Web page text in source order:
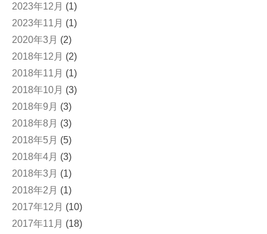
2023年12月 (1)
2023年11月 (1)
2020年3月 (2)
2018年12月 (2)
2018年11月 (1)
2018年10月 (3)
2018年9月 (3)
2018年8月 (3)
2018年5月 (5)
2018年4月 (3)
2018年3月 (1)
2018年2月 (1)
2017年12月 (10)
2017年11月 (18)